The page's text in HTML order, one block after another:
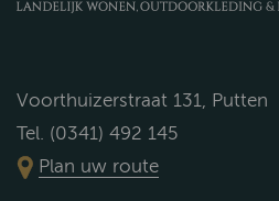
Voorthuizerstraat 131, Putten
Tel. (0341) 492 145
Plan uw route